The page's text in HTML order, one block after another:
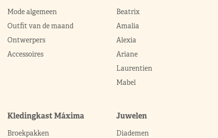
Mode algemeen
Outfit van de maand
Ontwerpers
Accessoires
Beatrix
Amalia
Alexia
Ariane
Laurentien
Mabel
Kledingkast Máxima
Broekpakken
Juwelen
Diademen